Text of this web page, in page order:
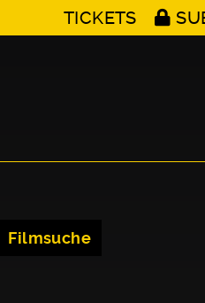
TICKETS
Filmsuche